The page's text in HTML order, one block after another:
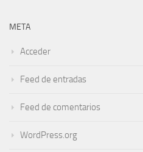
META
Acceder
Feed de entradas
Feed de comentarios
WordPress.org